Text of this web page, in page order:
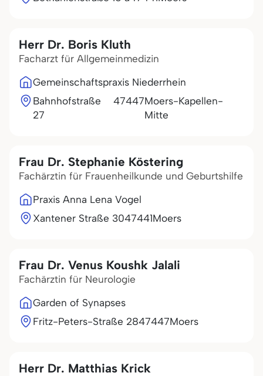
Herr Dr. Boris Kluth
Facharzt für Allgemeinmedizin
Gemeinschaftspraxis Niederrhein
Bahnhofstraße
27
47447Moers-Kapellen-
Mitte
Frau Dr. Stephanie Köstering
Fachärztin für Frauenheilkunde und Geburtshilfe
Praxis Anna Lena Vogel
Xantener Straße 3047441Moers
Frau Dr. Venus Koushk Jalali
Fachärztin für Neurologie
Garden of Synapses
Fritz-Peters-Straße 2847447Moers
Herr Dr. Matthias Krick